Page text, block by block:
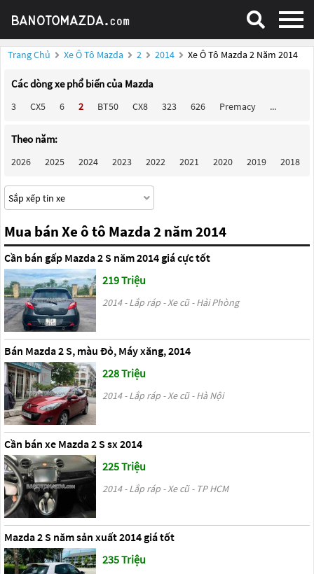
Trang Chủ Xe Ô Tô Mazda 2 2014 Xe Ô Tô Mazda 2 Năm 2014
Các dòng xe phổ biến của Mazda
3 CX5 6 2 BT50 CX8 323 626 Premacy ...
Theo năm:
2026 2025 2024 2023 2022 2021 2020 2019 2018
Mua bán Xe ô tô Mazda 2 năm 2014
Cần bán gấp Mazda 2 S năm 2014 giá cực tốt
219 Triệu
2014 - Lắp ráp - Xe cũ - Hải Phòng
Bán Mazda 2 S, màu Đỏ, Máy xăng, 2014
228 Triệu
2014 - Lắp ráp - Xe cũ - Hà Nội
Cần bán xe Mazda 2 S sx 2014
225 Triệu
2014 - Lắp ráp - Xe cũ - TP HCM
Mazda 2 S năm sản xuất 2014 giá tốt
235 Triệu